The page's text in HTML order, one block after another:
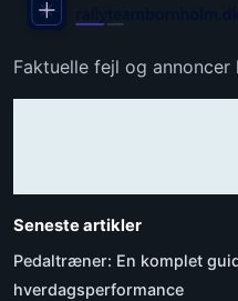
Faktuelle fejl og annoncer
Seneste artikler
Pedaltræner: En komplet
hverdagsperformance